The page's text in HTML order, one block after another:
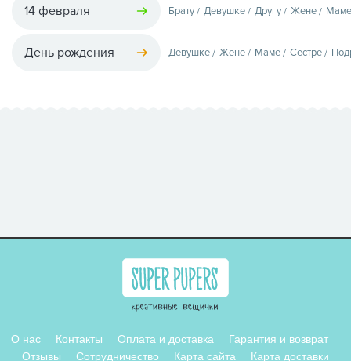
14 февраля Брату Девушке Другу Жене Маме
День рождения Девушке Жене Маме Сестре
О нас Контакты Оплата и доставка
Гарантия и возврат
Отзывы
Сотрудничество Карта сайта Карта доставки